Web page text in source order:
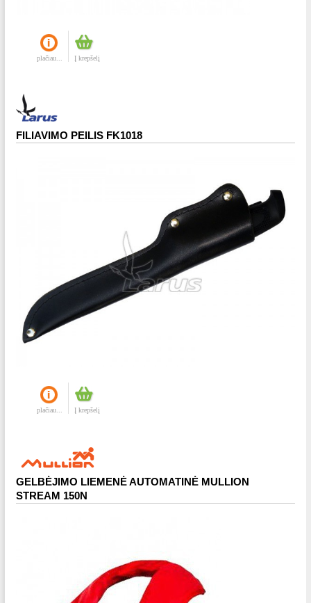
plačiau... Į krepšelį
FILIAVIMO PEILIS FK1018
plačiau... Į krepšelį
GELBĖJIMO LIEMENĖ AUTOMATINĖ MULLION
STREAM 150N